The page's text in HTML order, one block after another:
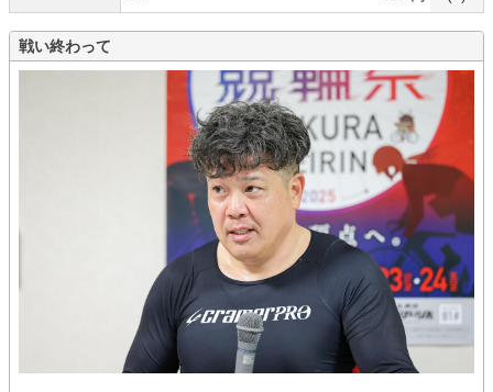
戦い終わって